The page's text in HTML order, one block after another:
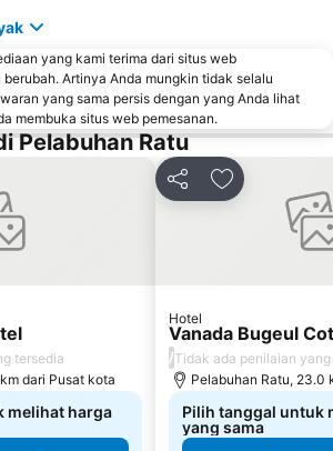
yang kami terima dari situs web
berubah. Artinya Anda mungkin tidak selalu
yang sama persis dengan yang Anda lihat
membuka situs web pemesanan.
Pelabuhan Ratu
favorit
tersedia
dari Pusat kota
melihat harga
BagikanTambahkan
Hotel
Vanada Bugeul
/Tidak ada penilaian
Pelabuhan Ratu, 23.0
Pilih tanggal untuk
yang sama